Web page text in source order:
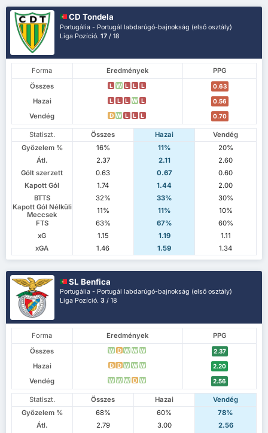
CD Tondela
Portugália - Portugál labdarúgó-bajnokság (első osztály)
Liga Pozíció.17 / 18
Forma Eredmények
PPG
Összes
L W L L L 0.63
Hazai L L L W L 0.56
Vendég D W L L L 0.70
Statiszt. Összes Hazai
Vendég
Győzelem %
16% 11%
20%
Átl.
2.37 2.11
2.60
Gólt szerzett
0.63 0.67
0.60
Kapott Gól
1.74 1.44
2.00
BTTS
32% 33%
30%
Kapott Gól Nélküli
Meccsek
11% 11%
10%
FTS
63% 67%
60%
xG
1.15 1.19
1.11
xGA
1.46 1.59 1.34
SL Benfica
Portugália - Portugál labdarúgó-bajnokság (első osztály)
Liga Pozíció.3 / 18
Forma Eredmények
PPG
Összes
W D W W W 2.37
Hazai D D W W W 2.20
Vendég W W W D W 2.56
Statiszt. Összes Hazai
Vendég
Győzelem %
68% 60%
78%
Átl.
2.79 3.00
2.56